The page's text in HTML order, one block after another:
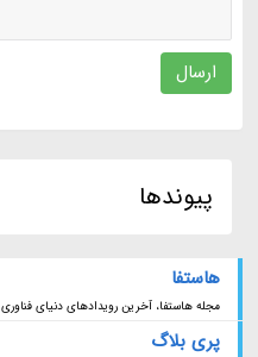
ارسال
پیوندها
هاستفا
مجله هاستفا، آخرین رویدادهای دنیای فناوری
پری بلاگ